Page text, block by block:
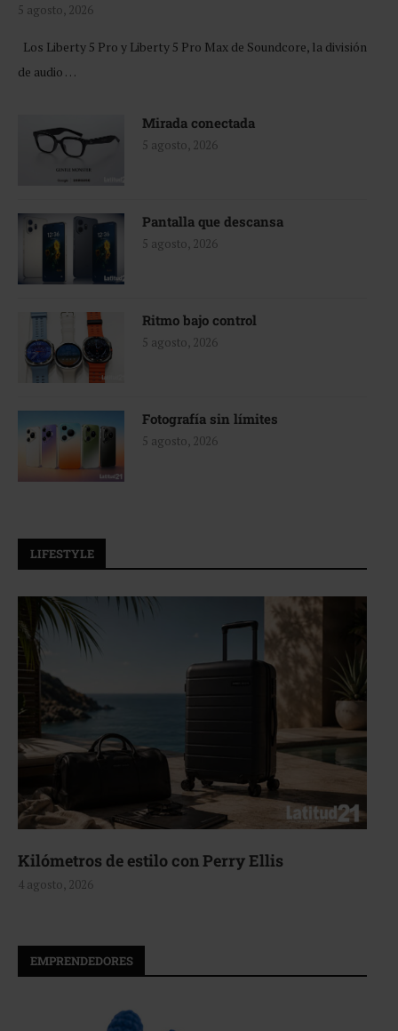
5 agosto, 2026
Los Liberty 5 Pro y Liberty 5 Pro Max de Soundcore, la división
de audio …
Mirada conectada
5 agosto, 2026
Pantalla que descansa
5 agosto, 2026
Ritmo bajo control
5 agosto, 2026
Fotografía sin límites
5 agosto, 2026
LIFESTYLE
Kilómetros de estilo con Perry Ellis
4 agosto, 2026
EMPRENDEDORES